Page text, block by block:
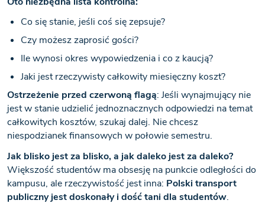
Co się stanie, jeśli coś się zepsuje?
Czy możesz zaprosić gości?
Ile wynosi okres wypowiedzenia i co z kaucją?
Jaki jest rzeczywisty całkowity miesięczny koszt?
Ostrzeżenie przed czerwoną flagą: Jeśli wynajmujący nie
jest w stanie udzielić jednoznacznych odpowiedzi na temat
całkowitych kosztów, szukaj dalej. Nie chcesz
niespodzianek finansowych w połowie semestru.
Jak blisko jest za blisko, a jak daleko jest za daleko?
Większość studentów ma obsesję na punkcie odległości do
kampusu, ale rzeczywistość jest inna: Polski transport
publiczny jest doskonały i dość tani dla studentów.